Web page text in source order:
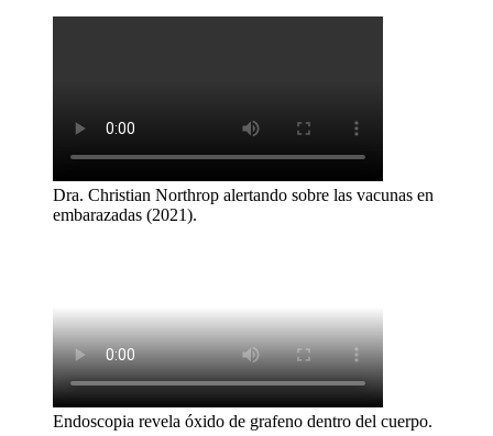
Dra. Christian Northrop alertando sobre las vacunas en
embarazadas (2021).
Endoscopia revela óxido de grafeno dentro del cuerpo.